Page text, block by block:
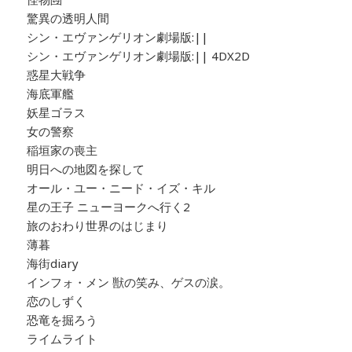
驚異の透明人間
シン・エヴァンゲリオン劇場版:||
シン・エヴァンゲリオン劇場版:|| 4DX2D
惑星大戦争
海底軍艦
妖星ゴラス
女の警察
稲垣家の喪主
明日への地図を探して
オール・ユー・ニード・イズ・キル
星の王子 ニューヨークへ行く2
旅のおわり世界のはじまり
薄暮
海街diary
インフォ・メン 獣の笑み、ゲスの涙。
恋のしずく
恐竜を掘ろう
ライムライト